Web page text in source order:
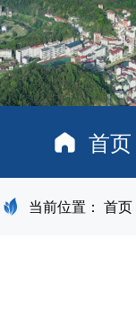
首页
当前位置： 首页